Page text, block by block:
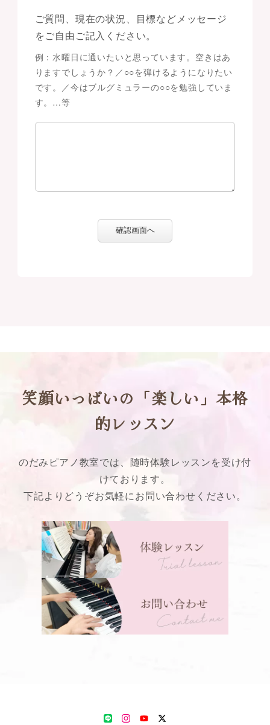
ご質問、現在の状況、目標などメッセージ
をご自由ご記入ください。
例：水曜日に通いたいと思っています。空きはあ
りますでしょうか？／○○を弾けるようになりたい
です。／今はブルグミュラーの○○を勉強していま
す。…等
確認画面へ
笑顔いっぱいの「楽しい」本格
的レッスン
のだみピアノ教室では、随時体験レッスンを受け付
けております。
下記よりどうぞお気軽にお問い合わせください。
LINEInstagram
YouTube